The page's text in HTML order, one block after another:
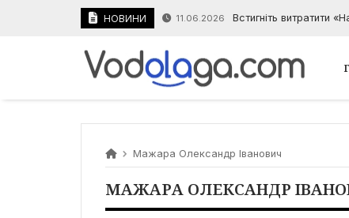
НОВИНИ 11.06.2026 Встигніть витратити
Мажара Олександр Іванович
МАЖАРА ОЛЕКСАНДР